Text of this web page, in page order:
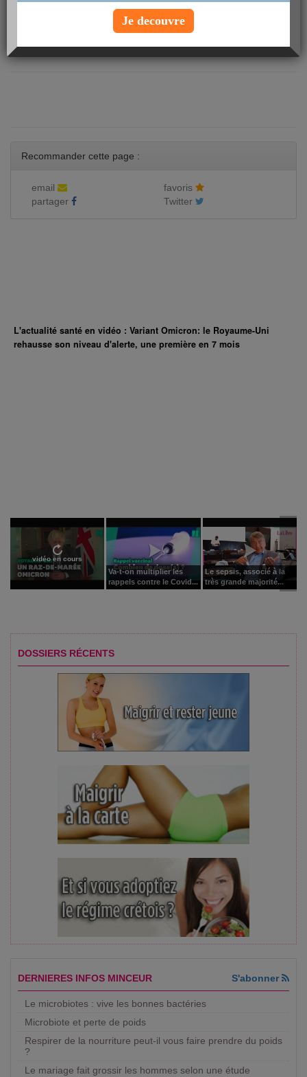
INVITER UNE AMIE
Recommander cette page :
email
favoris
partager
Twitter
L'actualité santé en vidéo : Variant Omicron: le Royaume-Uni
rehausse son niveau d'alerte, une première en 7 mois
vidéo en cours
Va-t-on multiplier les
rappels contre le Covid...
Le sepsis, associé à la
très grande majorité...
DOSSIERS RÉCENTS
DERNIERES INFOS MINCEUR S'abonner
Le microbiotes : vive les bonnes bactéries
Microbiote et perte de poids
Respirer de la nourriture peut-il vous faire prendre du poids
?
Le mariage fait grossir les hommes selon une étude
Je decouvre